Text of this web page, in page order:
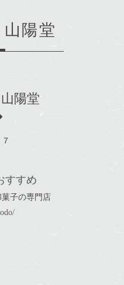
陽堂
陽堂
すすめ
子の専門店